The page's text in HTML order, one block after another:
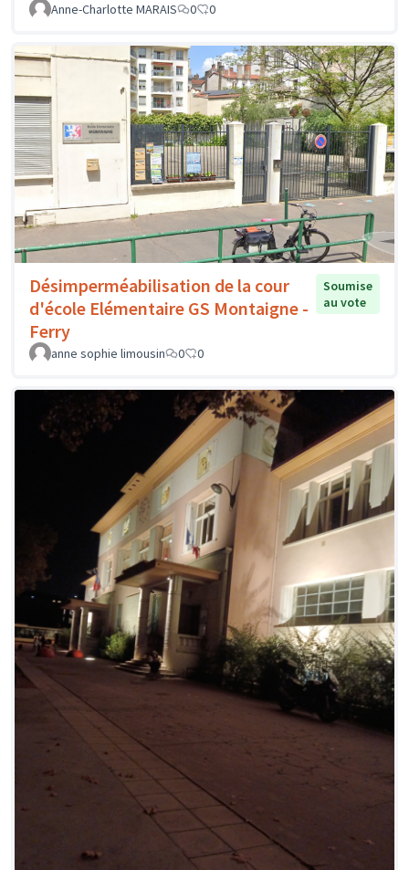
Anne-Charlotte MARAIS
0 0
Désimperméabilisation de la cour
d'école Elémentaire GS Montaigne -
Ferry
Soumise
au vote
anne sophie limousin 0 0